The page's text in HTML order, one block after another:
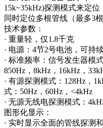
15k~35kHz)探测模式来定
同时定位多根管线（最多3
技术参数：
· 重量轻，仅1.8千克
· 电源：4节2号电池，可持
· 标准频率：信号发生器模
850Hz，8kHz，16kHz，
· 有源探测模式：128Hz，
式：50Hz，60Hz，<4kHz
· 无源无线电探测模式：
图形化显示：
· 实时显示全面的管线探测